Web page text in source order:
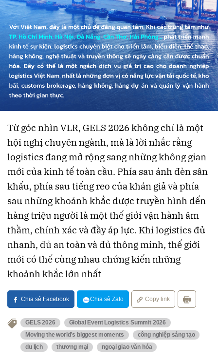
Từ góc nhìn VLR, GELS 2026 không chỉ là một
hội nghị chuyên ngành, mà là lời nhắc rằng
logistics đang mở rộng sang những không gian
mới của kinh tế toàn cầu. Phía sau ánh đèn sân
khấu, phía sau tiếng reo của khán giả và phía
sau những khoảnh khắc được truyền hình đến
hàng triệu người là một thế giới vận hành âm
thầm, chính xác và đầy áp lực. Khi logistics đủ
nhanh, đủ an toàn và đủ thông minh, thế giới
mới có thể cùng nhau chứng kiến những
khoảnh khắc lớn nhất
Chia sẻ Facebook Chia sẻ Zalo Copy link
GELS 2026
Global Event Logistics Summit 2026
Moving the world’s biggest moments
công nghiệp sáng tạo
du lịch
thương mại ngoại giao văn hóa